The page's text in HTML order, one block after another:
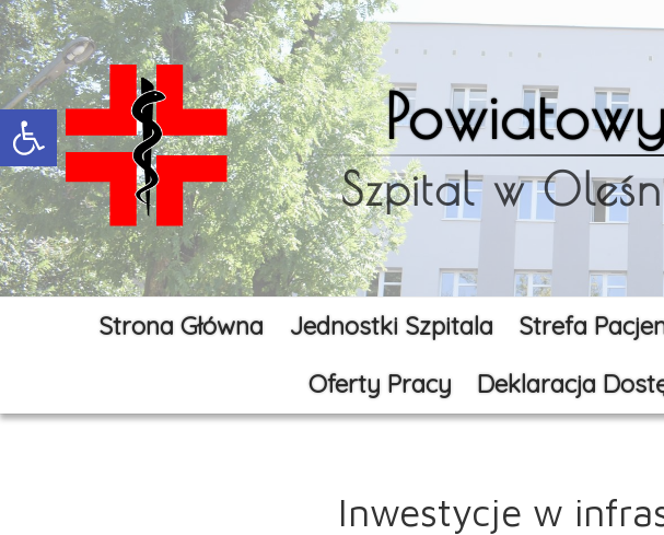
Open toolbar
Szpital w
Strona Główna Jednostki Szpitala Strefa
Oferty Pracy
Deklaracja
Inwestycje w